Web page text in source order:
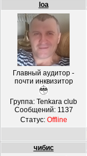
loa
Главный аудитор -
почти инквизитор
Группа: Tenkara club
Сообщений: 1137
Статус: Offline
чибис